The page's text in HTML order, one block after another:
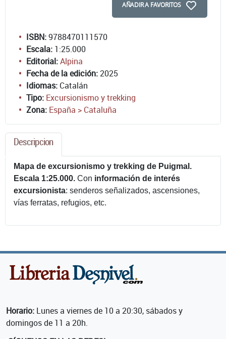
AÑADIR A FAVORITOS
ISBN:9788470111570
Escala: 1:25.000
Editorial:Alpina
Fecha de la edición:2025
Idiomas: Catalán
Tipo: Excursionismo y trekking
Zona: España > Cataluña
Descripcion
Mapa de excursionismo y trekking de Puigmal.
Escala 1:25.000. Con información de interés
excursionista: senderos señalizados, ascensiones,
vías ferratas, refugios, etc.
Horario: Lunes a viernes de 10 a 20:30, sábados y
domingos de 11 a 20h.